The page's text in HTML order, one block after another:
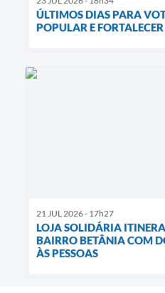
ÚLTIMOS DIAS PARA
POPULAR E
21 JUL 2026 - 17h27
LOJA SOLIDÁRIA
BAIRRO BETÂNIA COM
ÀS PESSOAS